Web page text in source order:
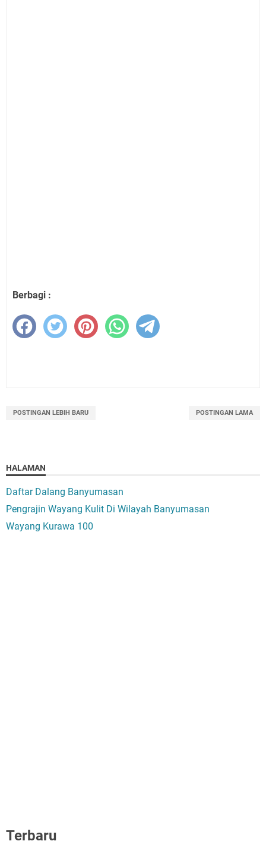
Berbagi :
POSTINGAN LEBIH BARU POSTINGAN LAMA
HALAMAN
Daftar Dalang Banyumasan
Pengrajin Wayang Kulit Di Wilayah Banyumasan
Wayang Kurawa 100
Terbaru